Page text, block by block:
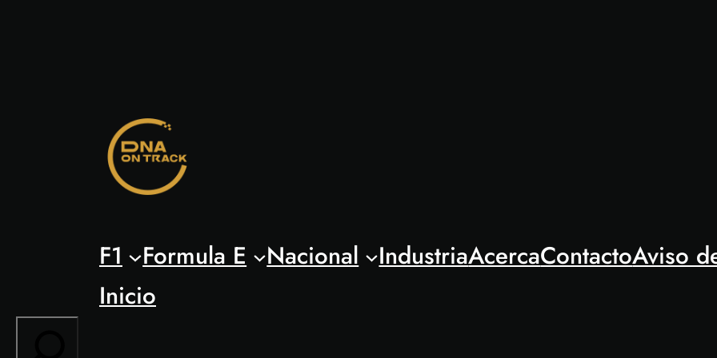
F1 Formula E Nacional IndustriaAcercaContactoAviso
Inicio